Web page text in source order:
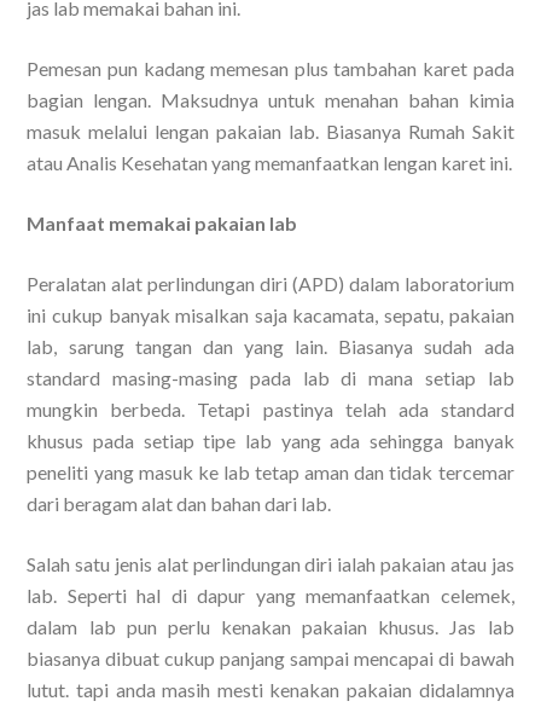
jas lab memakai bahan ini.
Pemesan pun kadang memesan plus tambahan karet pada
bagian lengan. Maksudnya untuk menahan bahan kimia
masuk melalui lengan pakaian lab. Biasanya Rumah Sakit
atau Analis Kesehatan yang memanfaatkan lengan karet ini.
Manfaat memakai pakaian lab
Peralatan alat perlindungan diri (APD) dalam laboratorium
ini cukup banyak misalkan saja kacamata, sepatu, pakaian
lab, sarung tangan dan yang lain. Biasanya sudah ada
standard masing-masing pada lab di mana setiap lab
mungkin berbeda. Tetapi pastinya telah ada standard
khusus pada setiap tipe lab yang ada sehingga banyak
peneliti yang masuk ke lab tetap aman dan tidak tercemar
dari beragam alat dan bahan dari lab.
Salah satu jenis alat perlindungan diri ialah pakaian atau jas
lab. Seperti hal di dapur yang memanfaatkan celemek,
dalam lab pun perlu kenakan pakaian khusus. Jas lab
biasanya dibuat cukup panjang sampai mencapai di bawah
lutut. tapi anda masih mesti kenakan pakaian didalamnya